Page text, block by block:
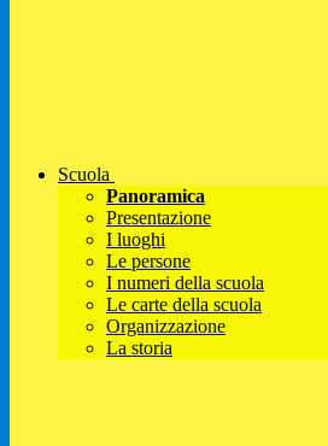
Scuola
Panoramica
Presentazione
I luoghi
Le persone
I numeri della scuola
Le carte della scuola
Organizzazione
La storia